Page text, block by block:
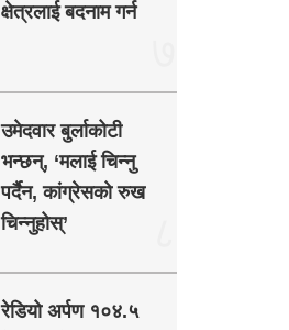
क्षेत्रलाई बदनाम गर्न
उमेदवार बुर्लाकोटी
भन्छन्, ‘मलाई चिन्नु
पर्दैन, कांग्रेसको रुख
चिन्नुहोस्’
रेडियो अर्पण १०४.५